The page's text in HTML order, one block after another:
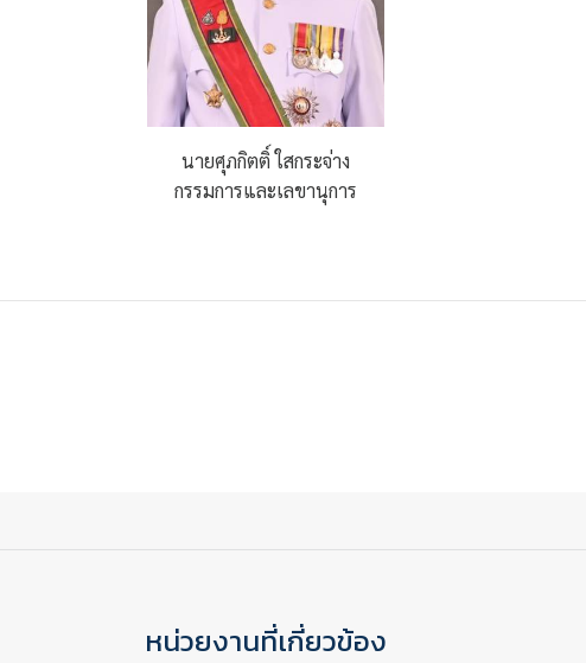
นายศุภกิตติ์ ใสกระจ่าง
กรรมการและเลขานุการ
พย์กรมประมง จำกัด
หน่วยงานที่เกี่ยวข้อง